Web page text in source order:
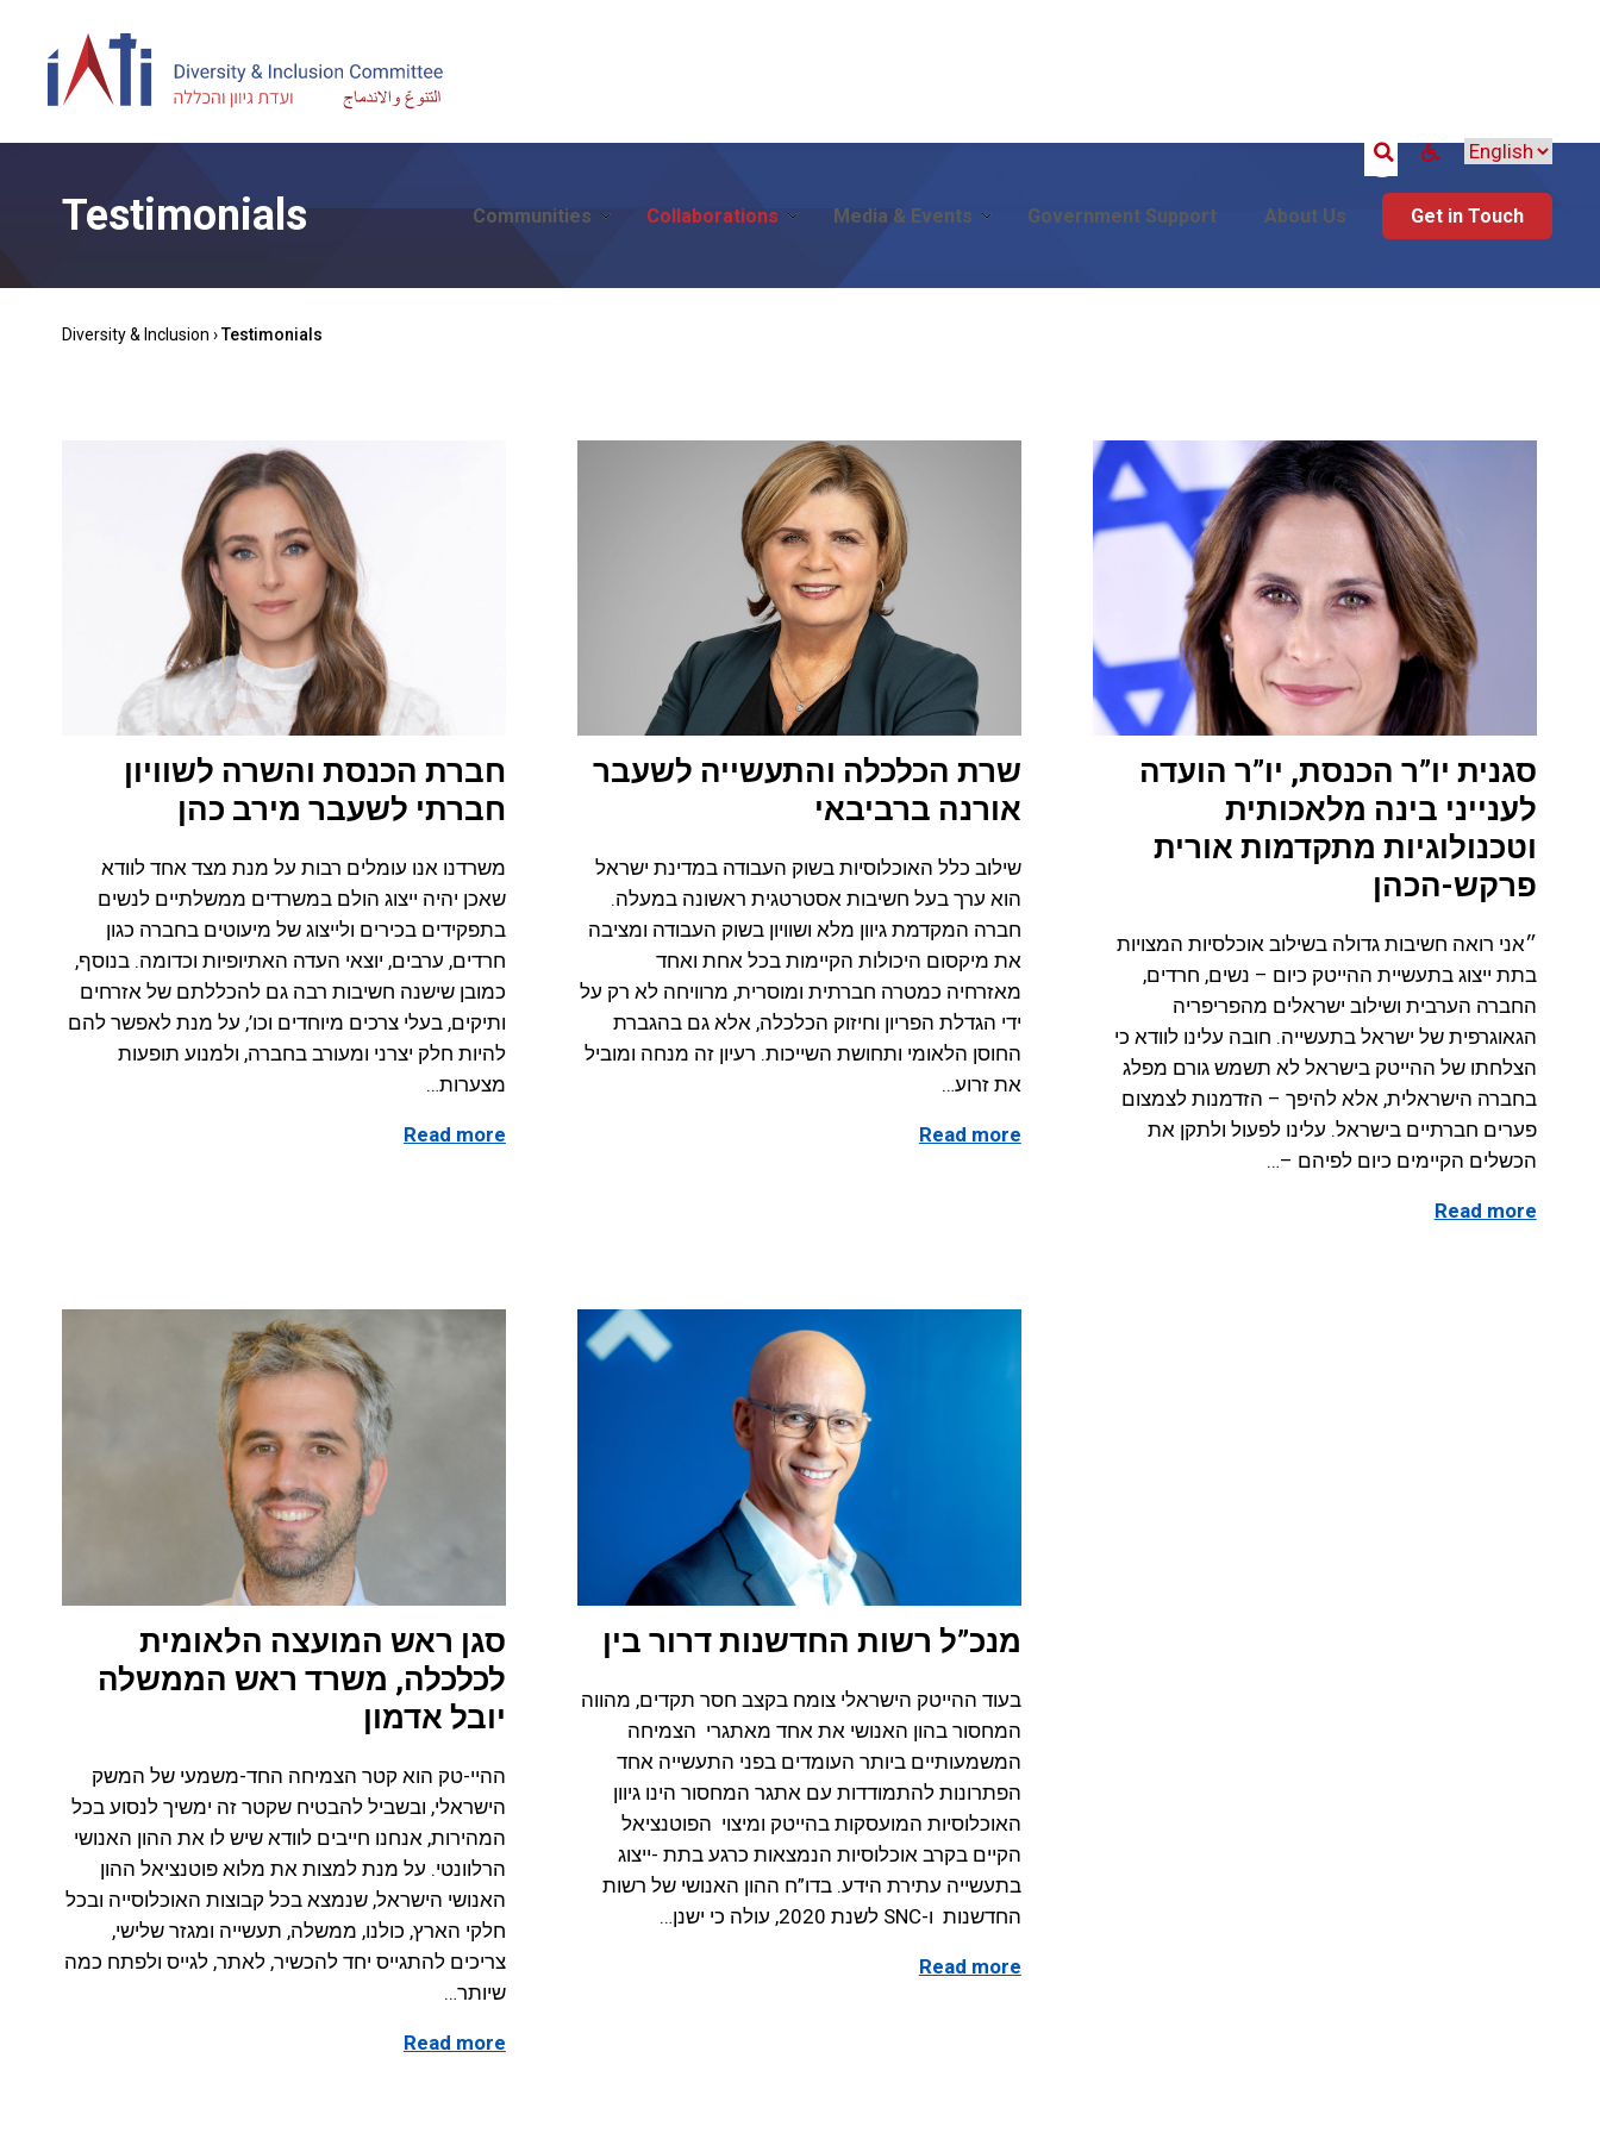
Search
Communities Collaborations Media & Events Government Support About Us Get in Touch
Testimonials
Diversity & Inclusion ›Testimonials
חברת הכנסת והשרה לשוויון
חברתי לשעבר מירב כהן
משרדנו אנו עומלים רבות על מנת מצד אחד לוודא
שאכן יהיה ייצוג הולם במשרדים ממשלתיים לנשים
בתפקידים בכירים ולייצוג של מיעוטים בחברה כגון
חרדים, ערבים, יוצאי העדה האתיופיות וכדומה. בנוסף,
כמובן שישנה חשיבות רבה גם להכללתם של אזרחים
ותיקים, בעלי צרכים מיוחדים וכו’, על מנת לאפשר להם
להיות חלק יצרני ומעורב בחברה, ולמנוע תופעות
מצערות…
Read more
שרת הכלכלה והתעשייה לשעבר
אורנה ברביבאי
שילוב כלל האוכלוסיות בשוק העבודה במדינת ישראל
הוא ערך בעל חשיבות אסטרטגית ראשונה במעלה.
חברה המקדמת גיוון מלא ושוויון בשוק העבודה ומציבה
את מיקסום היכולות הקיימות בכל אחת ואחד
מאזרחיה כמטרה חברתית ומוסרית, מרוויחה לא רק על
ידי הגדלת הפריון וחיזוק הכלכלה, אלא גם בהגברת
החוסן הלאומי ותחושת השייכות. רעיון זה מנחה ומוביל
את זרוע…
Read more
סגנית יו”ר הכנסת, יו”ר הועדה
לענייני בינה מלאכותית
וטכנולוגיות מתקדמות אורית
פרקש-הכהן
״אני רואה חשיבות גדולה בשילוב אוכלסיות המצויות
בתת ייצוג בתעשיית ההייטק כיום – נשים, חרדים,
החברה הערבית ושילוב ישראלים מהפריפריה
הגאוגרפית של ישראל בתעשייה. חובה עלינו לוודא כי
הצלחתו של ההייטק בישראל לא תשמש גורם מפלג
בחברה הישראלית, אלא להיפך – הזדמנות לצמצום
פערים חברתיים בישראל. עלינו לפעול ולתקן את
הכשלים הקיימים כיום לפיהם –…
Read more
סגן ראש המועצה הלאומית
לכלכלה, משרד ראש הממשלה
יובל אדמון
ההיי-טק הוא קטר הצמיחה החד-משמעי של המשק
הישראלי, ובשביל להבטיח שקטר זה ימשיך לנסוע בכל
המהירות, אנחנו חייבים לוודא שיש לו את ההון האנושי
הרלוונטי. על מנת למצות את מלוא פוטנציאל ההון
האנושי הישראל, שנמצא בכל קבוצות האוכלוסייה ובכל
חלקי הארץ, כולנו, ממשלה, תעשייה ומגזר שלישי,
צריכים להתגייס יחד להכשיר, לאתר, לגייס ולפתח כמה
שיותר…
Read more
מנכ”ל רשות החדשנות דרור בין
בעוד ההייטק הישראלי צומח בקצב חסר תקדים, מהווה
המחסור בהון האנושי את אחד מאתגרי הצמיחה
המשמעותיים ביותר העומדים בפני התעשייה אחד
הפתרונות להתמודדות עם אתגר המחסור הינו גיוון
האוכלוסיות המועסקות בהייטק ומיצוי הפוטנציאל
הקיים בקרב אוכלוסיות הנמצאות כרגע בתת -ייצוג
בתעשייה עתירת הידע. בדו”ח ההון האנושי של רשות
החדשנות ו-SNC לשנת 2020, עולה כי ישנן…
Read more